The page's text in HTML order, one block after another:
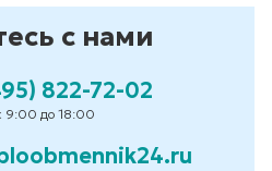
с нами
822-72-02
9:00 до 18:00